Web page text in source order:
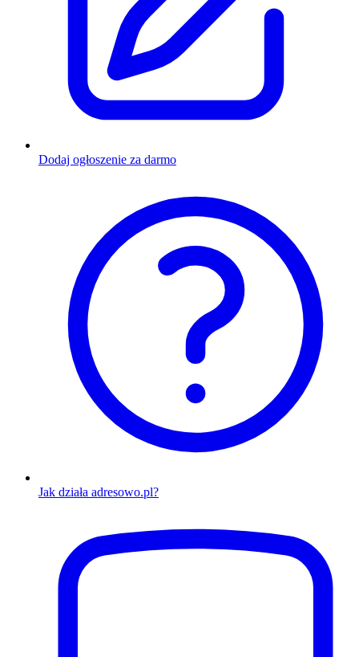
Dodaj ogłoszenie za darmo
Jak działa adresowo.pl?